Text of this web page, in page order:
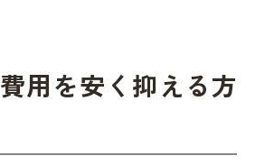
用を安く抑える方